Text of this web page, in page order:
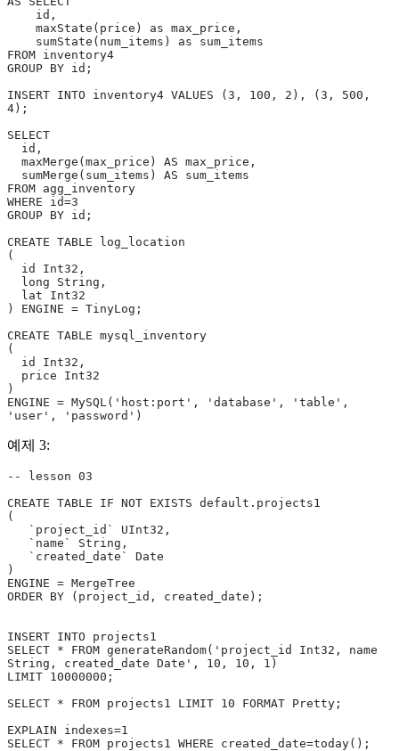
    id,
    maxState(price) as max_price,
    sumState(num_items) as sum_items
FROM inventory4
GROUP BY id;
INSERT INTO inventory4 VALUES (3, 100, 2), (3, 500,
4);
SELECT
  id,
  maxMerge(max_price) AS max_price,
  sumMerge(sum_items) AS sum_items
FROM agg_inventory
WHERE id=3
GROUP BY id;
CREATE TABLE log_location
(
  id Int32,
  long String,
  lat Int32
) ENGINE = TinyLog;
CREATE TABLE mysql_inventory
(
  id Int32,
  price Int32
)
ENGINE = MySQL('host:port', 'database', 'table',
'user', 'password')
예제 3:
-- lesson 03
CREATE TABLE IF NOT EXISTS default.projects1
(
   `project_id` UInt32,
   `name` String,
   `created_date` Date
)
ENGINE = MergeTree
ORDER BY (project_id, created_date);
INSERT INTO projects1
SELECT * FROM generateRandom('project_id Int32, name
String, created_date Date', 10, 10, 1)
LIMIT 10000000;
SELECT * FROM projects1 LIMIT 10 FORMAT Pretty;
EXPLAIN indexes=1
SELECT * FROM projects1 WHERE created_date=today();